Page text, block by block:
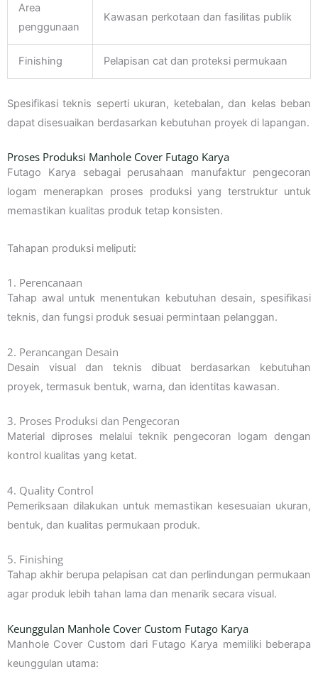
Area
penggunaan
Kawasan perkotaan dan fasilitas publik
Finishing Pelapisan cat dan proteksi permukaan
Spesifikasi teknis seperti ukuran, ketebalan, dan kelas beban
dapat disesuaikan berdasarkan kebutuhan proyek di lapangan.
Proses Produksi Manhole Cover Futago Karya
Futago Karya sebagai perusahaan manufaktur pengecoran
logam menerapkan proses produksi yang terstruktur untuk
memastikan kualitas produk tetap konsisten.
Tahapan produksi meliputi:
1. Perencanaan
Tahap awal untuk menentukan kebutuhan desain, spesifikasi
teknis, dan fungsi produk sesuai permintaan pelanggan.
2. Perancangan Desain
Desain visual dan teknis dibuat berdasarkan kebutuhan
proyek, termasuk bentuk, warna, dan identitas kawasan.
3. Proses Produksi dan Pengecoran
Material diproses melalui teknik pengecoran logam dengan
kontrol kualitas yang ketat.
4. Quality Control
Pemeriksaan dilakukan untuk memastikan kesesuaian ukuran,
bentuk, dan kualitas permukaan produk.
5. Finishing
Tahap akhir berupa pelapisan cat dan perlindungan permukaan
agar produk lebih tahan lama dan menarik secara visual.
Keunggulan Manhole Cover Custom Futago Karya
Manhole Cover Custom dari Futago Karya memiliki beberapa
keunggulan utama: